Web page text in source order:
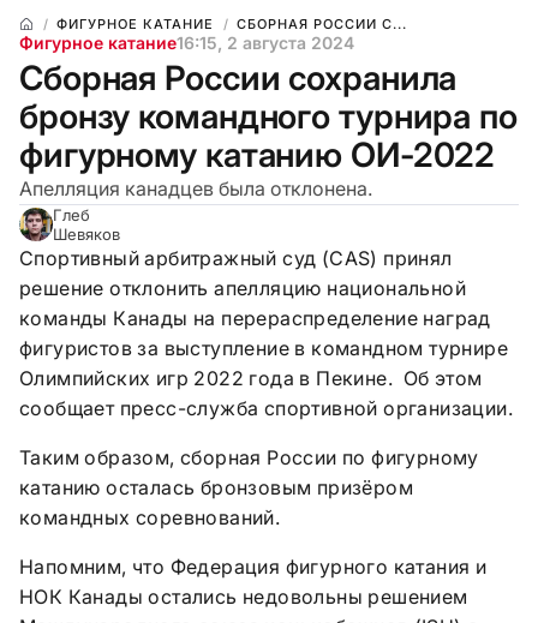
ФИГУРНОЕ КАТАНИЕ СБОРНАЯ РОССИИ С...
Фигурное катание16:15, 2 августа 2024
Сборная России сохранила
бронзу командного турнира по
фигурному катанию ОИ-2022
Апелляция канадцев была отклонена.
Глеб
Шевяков
Спортивный арбитражный суд (CAS) принял
решение отклонить апелляцию национальной
команды Канады на перераспределение наград
фигуристов за выступление в командном турнире
Олимпийских игр 2022 года в Пекине. Об этом
сообщает пресс-служба спортивной организации.
Таким образом, сборная России по фигурному
катанию осталась бронзовым призёром
командных соревнований.
Напомним, что Федерация фигурного катания и
НОК Канады остались недовольны решением